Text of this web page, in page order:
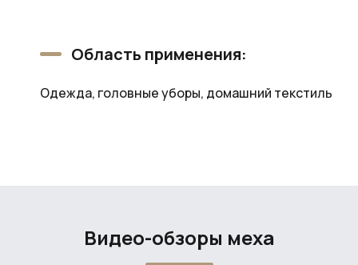
Область применения:
Одежда, головные уборы, домашний текстиль
Видео-обзоры меха